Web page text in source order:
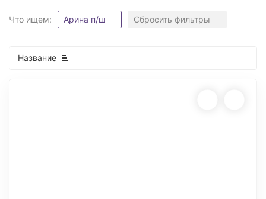
Что ищем: Арина п/ш Сбросить фильтры
Название